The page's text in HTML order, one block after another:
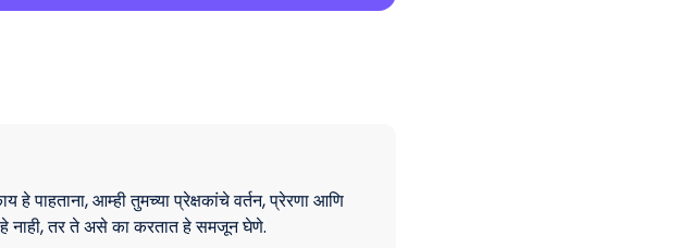
हे पाहताना, आम्ही तुमच्या प्रेक्षकांचे वर्तन, प्रेरणा आणि
नाही, तर ते असे का करतात हे समजून घेणे.